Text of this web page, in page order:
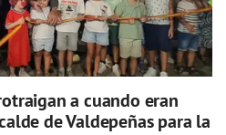
a cuando eran
de Valdepeñas para la